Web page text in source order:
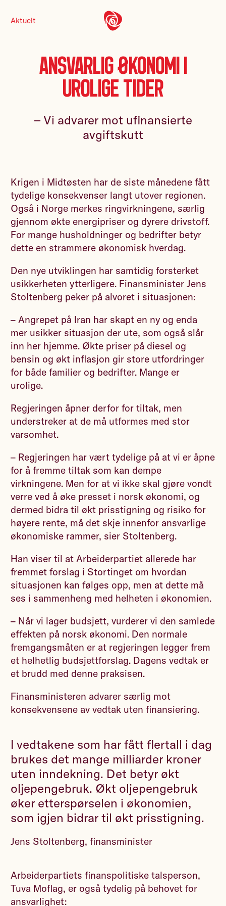
Aktuelt
Ansvarlig økonomi i
urolige tider
– Vi advarer mot ufinansierte
avgiftskutt
Krigen i Midtøsten har de siste månedene fått
tydelige konsekvenser langt utover regionen.
Også i Norge merkes ringvirkningene, særlig
gjennom økte energipriser og dyrere drivstoff.
For mange husholdninger og bedrifter betyr
dette en strammere økonomisk hverdag.
Den nye utviklingen har samtidig forsterket
usikkerheten ytterligere. Finansminister Jens
Stoltenberg peker på alvoret i situasjonen:
– Angrepet på Iran har skapt en ny og enda
mer usikker situasjon der ute, som også slår
inn her hjemme. Økte priser på diesel og
bensin og økt inflasjon gir store utfordringer
for både familier og bedrifter. Mange er
urolige.
Regjeringen åpner derfor for tiltak, men
understreker at de må utformes med stor
varsomhet.
– Regjeringen har vært tydelige på at vi er åpne
for å fremme tiltak som kan dempe
virkningene. Men for at vi ikke skal gjøre vondt
verre ved å øke presset i norsk økonomi, og
dermed bidra til økt prisstigning og risiko for
høyere rente, må det skje innenfor ansvarlige
økonomiske rammer, sier Stoltenberg.
Han viser til at Arbeiderpartiet allerede har
fremmet forslag i Stortinget om hvordan
situasjonen kan følges opp, men at dette må
ses i sammenheng med helheten i økonomien.
– Når vi lager budsjett, vurderer vi den samlede
effekten på norsk økonomi. Den normale
fremgangsmåten er at regjeringen legger frem
et helhetlig budsjettforslag. Dagens vedtak er
et brudd med denne praksisen.
Finansministeren advarer særlig mot
konsekvensene av vedtak uten finansiering.
I vedtakene som har fått flertall i dag
brukes det mange milliarder kroner
uten inndekning. Det betyr økt
oljepengebruk. Økt oljepengebruk
øker etterspørselen i økonomien,
som igjen bidrar til økt prisstigning.
Jens Stoltenberg, finansminister
Arbeiderpartiets finanspolitiske talsperson,
Tuva Moflag, er også tydelig på behovet for
ansvarlighet: